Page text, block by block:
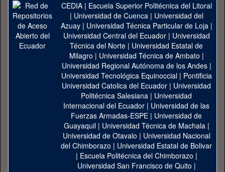
CEDIA| Escuela Superior Politécnica del Litoral
| Universidad de Cuenca| Universidad del
Azuay| Universidad Técnica Particular de Loja|
Universidad Central del Ecuador| Universidad
Técnica del Norte | Universidad Estatal de
Milagro | Universidad Técnica de Ambato |
Universidad Regional Autónoma de los Andes|
Universidad Tecnológica Equinoccial| Pontificia
Universidad Catolica del Ecuador | Universidad
Politécnica Salesiana | Universidad
Internacional del Ecuador | Universidad de las
Fuerzas Armadas-ESPE | Universidad de
Guayaquil| Universidad Técnica de Machala|
Universidad de Otavalo | Universidad Nacional
del Chimborazo | Universidad Estatal de Bolivar
| Escuela Politécnica del Chimborazo |
Universidad San Francisco de Quito |